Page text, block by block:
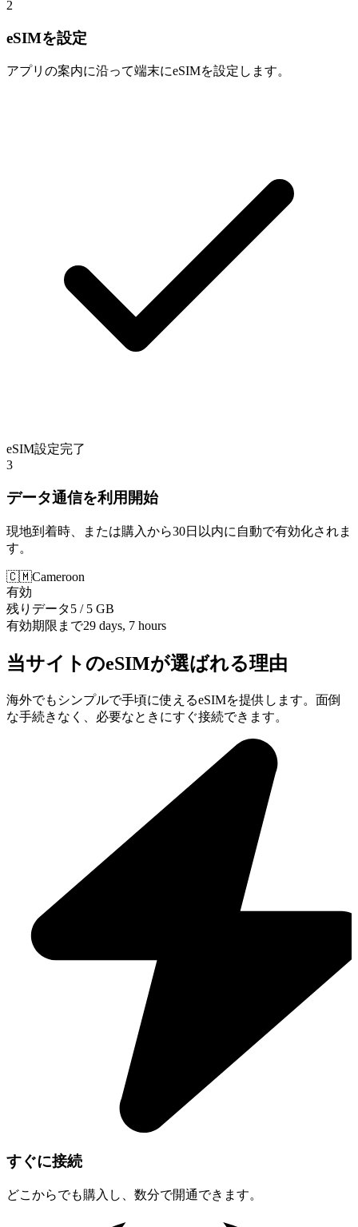
2
eSIMを設定
アプリの案内に沿って端末にeSIMを設定します。
eSIM設定完了
3
データ通信を利用開始
現地到着時、または購入から30日以内に自動で有効化されま
す。
🇨🇲Cameroon
有効
残りデータ5 / 5 GB
有効期限まで29 days, 7 hours
当サイトのeSIMが選ばれる理由
海外でもシンプルで手頃に使えるeSIMを提供します。面倒
な手続きなく、必要なときにすぐ接続できます。
すぐに接続
どこからでも購入し、数分で開通できます。